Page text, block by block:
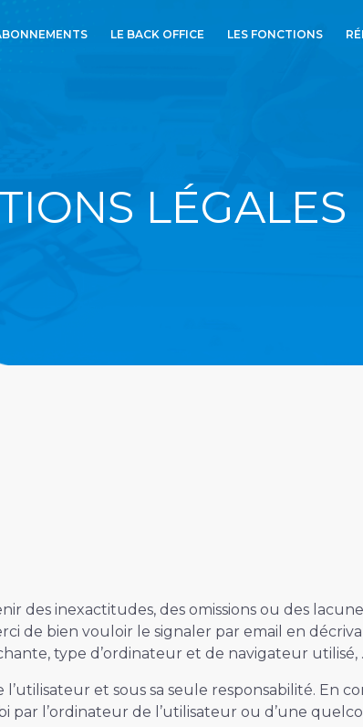
LE BACK OFFICE LES FONCTIONS
LÉGALES
des inexactitudes, des omissions ou des
de bien vouloir le signaler par email en
type d’ordinateur et de navigateur utilisé,
et sous sa seule responsabilité. En
l’ordinateur de l’utilisateur ou d’une